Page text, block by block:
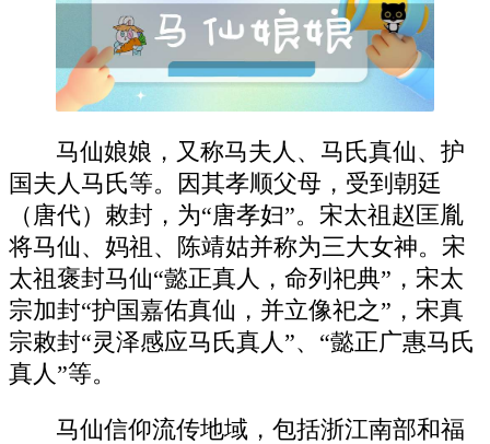
马仙娘娘，又称马夫人、马氏真仙、护
国夫人马氏等。因其孝顺父母，受到朝廷
（唐代）敕封，为“唐孝妇”。宋太祖赵匡胤
将马仙、妈祖、陈靖姑并称为三大女神。宋
太祖褒封马仙“懿正真人，命列祀典”，宋太
宗加封“护国嘉佑真仙，并立像祀之”，宋真
宗敕封“灵泽感应马氏真人”、“懿正广惠马氏
真人”等。
马仙信仰流传地域，包括浙江南部和福